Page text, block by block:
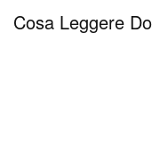
Cosa Leggere